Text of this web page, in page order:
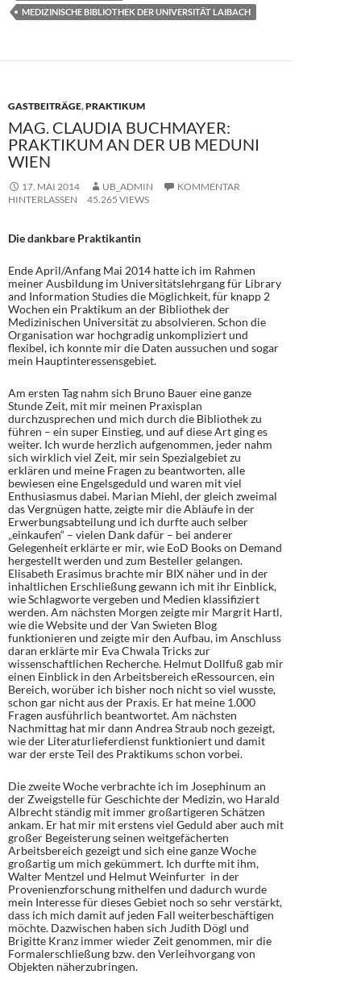
b
o
d
n
n
MEDIZINISCHE BIBLIOTHEK DER UNIVERSITÄT LAIBACH
GASTBEITRÄGE,PRAKTIKUM
MAG. CLAUDIA BUCHMAYER:
PRAKTIKUM AN DER UB MEDUNI
WIEN
17. MAI 2014 UB_ADMIN
KOMMENTAR
HINTERLASSEN
45.265 VIEWS
Die dankbare Praktikantin
Ende April/Anfang Mai 2014 hatte ich im Rahmen
meiner Ausbildung im Universitätslehrgang für Library
and Information Studies die Möglichkeit, für knapp 2
Wochen ein Praktikum an der Bibliothek der
Medizinischen Universität zu absolvieren. Schon die
Organisation war hochgradig unkompliziert und
flexibel, ich konnte mir die Daten aussuchen und sogar
mein Hauptinteressensgebiet.
Am ersten Tag nahm sich Bruno Bauer eine ganze
Stunde Zeit, mit mir meinen Praxisplan
durchzusprechen und mich durch die Bibliothek zu
führen – ein super Einstieg, und auf diese Art ging es
weiter. Ich wurde herzlich aufgenommen, jeder nahm
sich wirklich viel Zeit, mir sein Spezialgebiet zu
erklären und meine Fragen zu beantworten, alle
bewiesen eine Engelsgeduld und waren mit viel
Enthusiasmus dabei. Marian Miehl, der gleich zweimal
das Vergnügen hatte, zeigte mir die Abläufe in der
Erwerbungsabteilung und ich durfte auch selber
„einkaufen“ – vielen Dank dafür – bei anderer
Gelegenheit erklärte er mir, wie EoD Books on Demand
hergestellt werden und zum Besteller gelangen.
Elisabeth Erasimus brachte mir BIX näher und in der
inhaltlichen Erschließung gewann ich mit ihr Einblick,
wie Schlagworte vergeben und Medien klassifiziert
werden. Am nächsten Morgen zeigte mir Margrit Hartl,
wie die Website und der Van Swieten Blog
funktionieren und zeigte mir den Aufbau, im Anschluss
daran erklärte mir Eva Chwala Tricks zur
wissenschaftlichen Recherche. Helmut Dollfuß gab mir
einen Einblick in den Arbeitsbereich eRessourcen, ein
Bereich, worüber ich bisher noch nicht so viel wusste,
schon gar nicht aus der Praxis. Er hat meine 1.000
Fragen ausführlich beantwortet. Am nächsten
Nachmittag hat mir dann Andrea Straub noch gezeigt,
wie der Literaturlieferdienst funktioniert und damit
war der erste Teil des Praktikums schon vorbei.
Die zweite Woche verbrachte ich im Josephinum an
der Zweigstelle für Geschichte der Medizin, wo Harald
Albrecht ständig mit immer großartigeren Schätzen
ankam. Er hat mir mit erstens viel Geduld aber auch mit
großer Begeisterung seinen weitgefächerten
Arbeitsbereich gezeigt und sich eine ganze Woche
großartig um mich gekümmert. Ich durfte mit ihm,
Walter Mentzel und Helmut Weinfurter in der
Provenienzforschung mithelfen und dadurch wurde
mein Interesse für dieses Gebiet noch so sehr verstärkt,
dass ich mich damit auf jeden Fall weiterbeschäftigen
möchte. Dazwischen haben sich Judith Dögl und
Brigitte Kranz immer wieder Zeit genommen, mir die
Formalerschließung bzw. den Verleihvorgang von
Objekten näherzubringen.